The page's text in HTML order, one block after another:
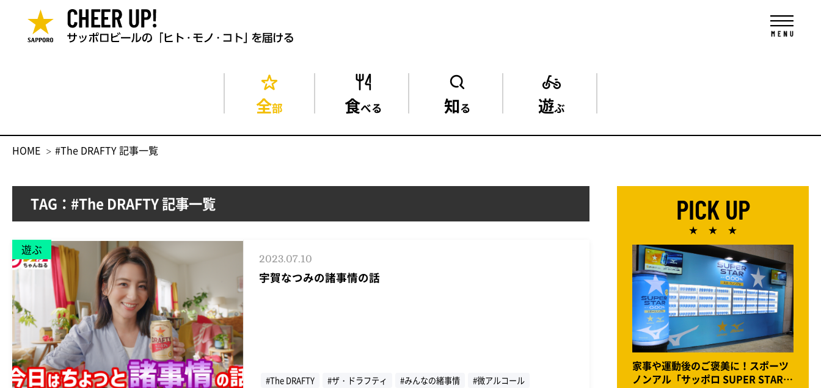
全部 食べる 知る 遊ぶ
HOME #The DRAFTY 記事一覧
TAG：#The DRAFTY 記事一覧
遊ぶ
2023.07.10
宇賀なつみの諸事情の話
#The DRAFTY #ザ・ドラフティ #みんなの緒事情 #微アルコール
PICK UP
★ ★ ★
家事や運動後のご褒美に！スポーツ
ノンアル「サッポロ SUPER STAR」